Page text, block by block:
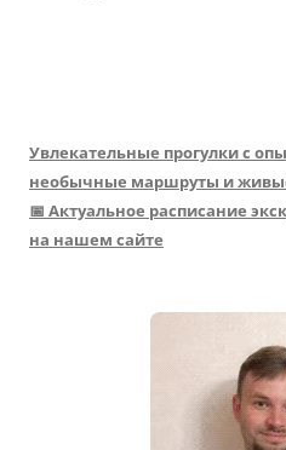
Увлекательные прогулки с
необычные маршруты и
📅 Актуальное расписание
на нашем сайте